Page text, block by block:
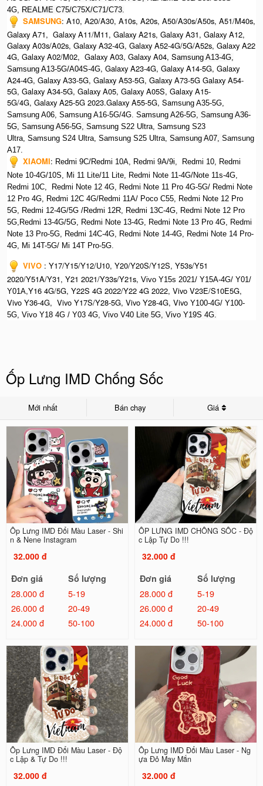
4G, REALME C75/C75X/C71/C73.
SAMSUNG: A10, A20/A30, A10s, A20s, A50/A30s/A50s, A51/M40s,
Galaxy A71, Galaxy A11/M11, Galaxy A21s, Galaxy A31, Galaxy A12,
Galaxy A03s/A02s, Galaxy A32-4G, Galaxy A52-4G/5G/A52s, Galaxy A22
4G, Galaxy A02/M02, Galaxy A03, Galaxy A04, Samsung A13-4G,
Samsung A13-5G/A04S-4G, Galaxy A23-4G, Galaxy A14-5G, Galaxy
A24-4G, Galaxy A33-5G, Galaxy A53-5G, Galaxy A73-5G Galaxy A54-
5G, Galaxy A34-5G, Galaxy A05, Galaxy A05S, Galaxy A15-
5G/4G, Galaxy A25-5G 2023.Galaxy A55-5G, Samsung A35-5G,
Samsung A06, Samsung A16-5G/4G. Samsung A26-5G, Samsung A36-
5G, Samsung A56-5G, Samsung S22 Ultra, Samsung S23
Ultra, Samsung S24 Ultra, Samsung S25 Ultra, Samsung A07, Samsung
A17.
XIAOMI: Redmi 9C/Redmi 10A, Redmi 9A/9i, Redmi 10, Redmi
Note 10-4G/10S, Mi 11 Lite/11 Lite, Redmi Note 11-4G/Note 11s-4G,
Redmi 10C, Redmi Note 12 4G, Redmi Note 11 Pro 4G-5G/ Redmi Note
12 Pro 4G, Redmi 12C 4G/Redmi 11A/ Poco C55, Redmi Note 12 Pro
5G, Redmi 12-4G/5G /Redmi 12R, Redmi 13C-4G, Redmi Note 12 Pro
5G,Redmi 13-4G/5G, Redmi Note 13-4G, Redmi Note 13 Pro 4G, Redmi
Note 13 Pro-5G, Redmi 14C-4G, Redmi Note 14-4G, Redmi Note 14 Pro-
4G, Mi 14T-5G/ Mi 14T Pro-5G.
VIVO : Y17/Y15/Y12/U10, Y20/Y20S/Y12S, Y53s/Y51
2020/Y51A/Y31, Y21 2021/Y33s/Y21s, Vivo Y15s 2021/ Y15A-4G/ Y01/
Y01A,Y16 4G/5G, Y22S 4G 2022/Y22 4G 2022, Vivo V23E/S10E5G,
Vivo Y36-4G, Vivo Y17S/Y28-5G, Vivo Y28-4G, Vivo Y100-4G/ Y100-
5G, Vivo Y18 4G / Y03 4G, Vivo V40 Lite 5G, Vivo Y19S 4G.
Ốp Lưng IMD Chống Sốc
Mới nhất Bán chạy Giá
Ốp Lưng IMD Đổi Màu Laser - Shi
n & Nene Instagram
32.000 đ
Đơn giá
Số lượng
28.000 đ
5-19
26.000 đ
20-49
24.000 đ
50-100
ỐP LƯNG IMD CHỐNG SỐC - Độ
c Lập Tự Do !!!
32.000 đ
Đơn giá
Số lượng
28.000 đ
5-19
26.000 đ
20-49
24.000 đ
50-100
Ốp Lưng IMD Đổi Màu Laser - Độ
c Lập & Tự Do !!!
32.000 đ
Ốp Lưng IMD Đổi Màu Laser - Ng
ựa Đỏ May Mắn
32.000 đ